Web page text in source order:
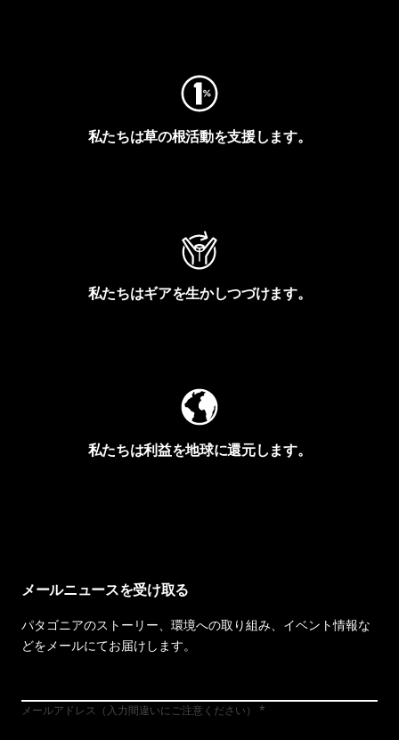
私たちは草の根活動を支援します。
私たちはギアを生かしつづけます。
私たちは利益を地球に還元します。
メールニュースを受け取る
パタゴニアのストーリー、環境への取り組み、イベント情報な
どをメールにてお届けします。
メールアドレス（入力間違いにご注意ください）